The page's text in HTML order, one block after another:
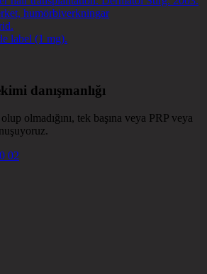
humörbiverkningar
label (1 mg).
danışmanlığı
olmadığını, tek başına veya PRP veya
02